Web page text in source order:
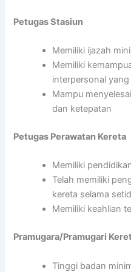
Petugas Stasiun
Memiliki ijazah
Memiliki
interpersonal
Mampu
dan ketepatan
Petugas Perawatan Kereta
Memiliki
Telah memiliki
kereta selama
Memiliki keahlian
Pramugara/Pramugari
Tinggi badan